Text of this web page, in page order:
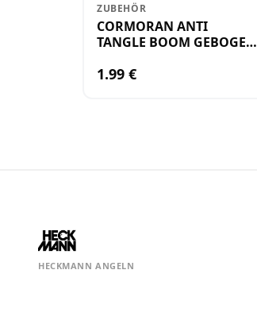
ZUBEHÖR
CORMORAN ANTI
TANGLE BOOM GEBOGEN
1.99 €
HECKMANN ANGELN